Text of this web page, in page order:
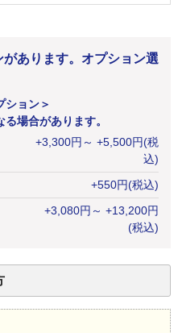
あります。オプション選
ション＞
場合があります。
+3,300円 ～ +5,500円(税
込)
+550円(税込)
+3,080円 ～ +13,200円
(税込)